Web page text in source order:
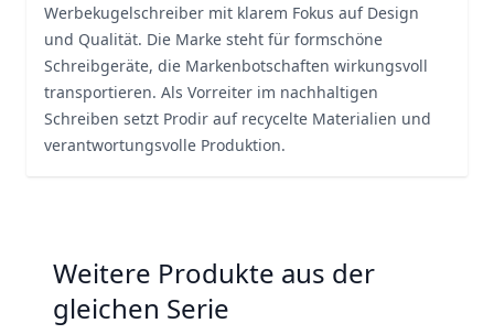
Werbekugelschreiber mit klarem Fokus auf Design
und Qualität. Die Marke steht für formschöne
Schreibgeräte, die Markenbotschaften wirkungsvoll
transportieren. Als Vorreiter im nachhaltigen
Schreiben setzt Prodir auf recycelte Materialien und
verantwortungsvolle Produktion.
Weitere Produkte aus der
gleichen Serie